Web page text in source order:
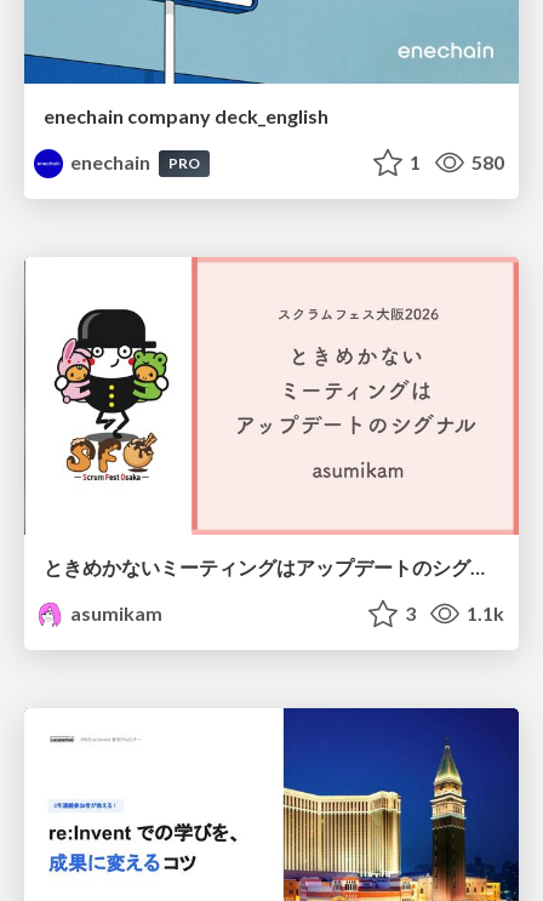
enechain company deck_english
enechain
PRO 1 580
ときめかないミーティングはアップデートのシグナル #scrumosaka
asumikam
3 1.1k